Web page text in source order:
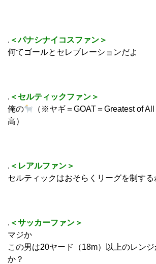
. ＜パナシナイコスファン＞
何てゴールとセレブレーションだよ
. ＜セルティックファン＞
俺の
（※ヤギ＝GOAT＝Greatest of
高）
. ＜レアルファン＞
セルティックはおそらくリーグを制する
. ＜サッカーファン＞
マジか
この男は20ヤード（18m）以上のレン
か？